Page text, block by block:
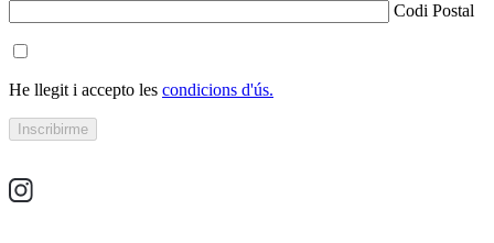
Codi Postal
He llegit i accepto les condicions d'ús.